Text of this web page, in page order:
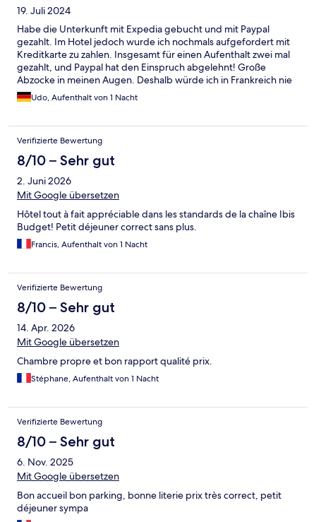
19. Juli 2024
Habe die Unterkunft mit Expedia gebucht und mit Paypal
gezahlt. Im Hotel jedoch wurde ich nochmals aufgefordert mit
Kreditkarte zu zahlen. Insgesamt für einen Aufenthalt zwei mal
gezahlt, und Paypal hat den Einspruch abgelehnt! Große
Abzocke in meinen Augen. Deshalb würde ich in Frankreich nie
mehr ohne Rezeption buchen!
Udo, Aufenthalt von 1 Nacht
Verifizierte Bewertung
8/10 – Sehr gut
2. Juni 2026
Mit Google übersetzen
Hôtel tout à fait appréciable dans les standards de la chaîne Ibis
Budget! Petit déjeuner correct sans plus.
Francis, Aufenthalt von 1 Nacht
Verifizierte Bewertung
8/10 – Sehr gut
14. Apr. 2026
Mit Google übersetzen
Chambre propre et bon rapport qualité prix.
Stéphane, Aufenthalt von 1 Nacht
Verifizierte Bewertung
8/10 – Sehr gut
6. Nov. 2025
Mit Google übersetzen
Bon accueil bon parking, bonne literie prix très correct, petit
déjeuner sympa